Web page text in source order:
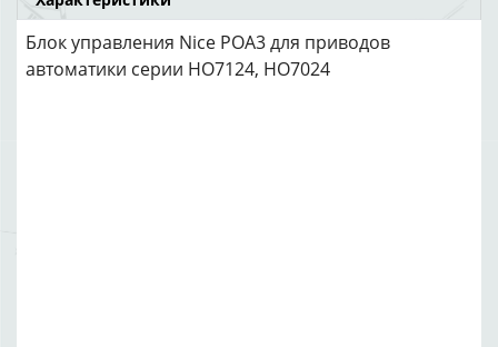
Блок управления Nice POA3 для приводов
автоматики серии HO7124, HO7024